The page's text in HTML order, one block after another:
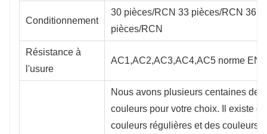
Conditionnement
30 pièces/RCN 33 pièces/RCN 36
pièces/RCN
Résistance à
l'usure
AC1,AC2,AC3,AC4,AC5 norme
Nous avons plusieurs centaines de
couleurs pour votre choix. Il existe
couleurs régulières et des couleurs